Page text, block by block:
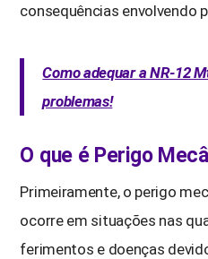
consequências envolvendo
Como adequar a NR-12
problemas!
O que é Perigo
Primeiramente, o perigo
ocorre em situações nas
ferimentos e doenças